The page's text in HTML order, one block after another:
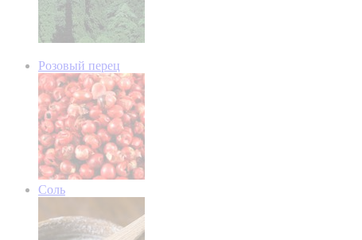
Розовый перец
Соль